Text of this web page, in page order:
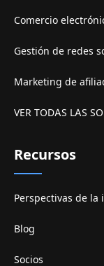
Comercio
Gestión de redes
Marketing de
VER TODAS LAS
Recursos
Perspectivas de la
Blog
Socios